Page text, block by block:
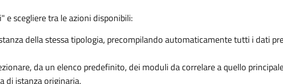
e scegliere tra le azioni disponibili:
della stessa tipologia, precompilando automaticamente tutti i dati
da un elenco predefinito, dei moduli da correlare a quello
di istanza originaria.